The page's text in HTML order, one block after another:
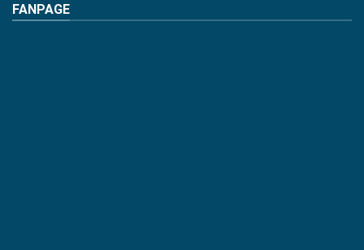
FANPAGE